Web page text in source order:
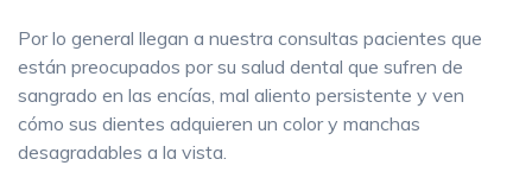
Por lo general llegan a nuestra consultas pacientes que
están preocupados por su salud dental que sufren de
sangrado en las encías, mal aliento persistente y ven
cómo sus dientes adquieren un color y manchas
desagradables a la vista.